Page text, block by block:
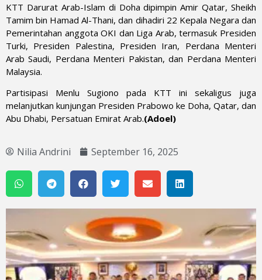
KTT Darurat Arab-Islam di Doha dipimpin Amir Qatar, Sheikh
Tamim bin Hamad Al-Thani, dan dihadiri 22 Kepala Negara dan
Pemerintahan anggota OKI dan Liga Arab, termasuk Presiden
Turki, Presiden Palestina, Presiden Iran, Perdana Menteri
Arab Saudi, Perdana Menteri Pakistan, dan Perdana Menteri
Malaysia.
Partisipasi Menlu Sugiono pada KTT ini sekaligus juga
melanjutkan kunjungan Presiden Prabowo ke Doha, Qatar, dan
Abu Dhabi, Persatuan Emirat Arab.(Adoel)
Nilia Andrini September 16, 2025